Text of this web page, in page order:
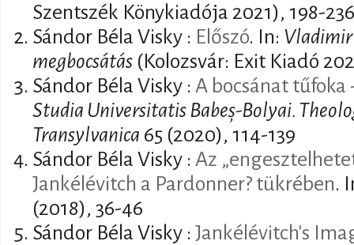
Szentszék Könykiadója 2021), 198-236
Sándor Béla Visky : Előszó. In: Vladimir
megbocsátás (Kolozsvár: Exit Kiadó
Sándor Béla Visky : A bocsánat tűfoka
Studia Universitatis Babeș-Bolyai.
Transylvanica 65 (2020), 114-139
Sándor Béla Visky : Az
Jankélévitch a Pardonner? tükrében.
(2018), 36-46
Sándor Béla Visky : Jankélévitch's